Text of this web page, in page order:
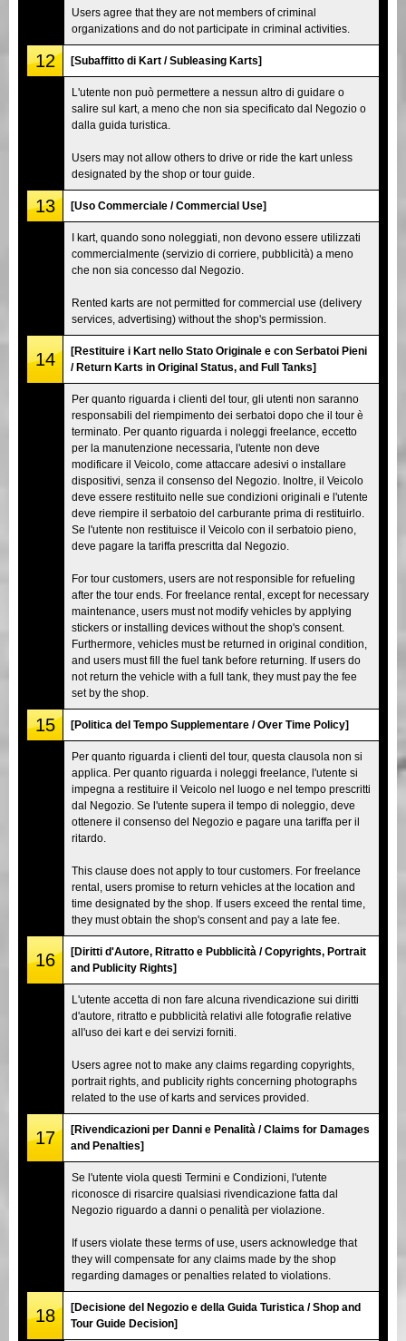
Users agree that they are not members of criminal
organizations and do not participate in criminal activities.
12 [Subaffitto di Kart / Subleasing Karts]
L'utente non può permettere a nessun altro di guidare o
salire sul kart, a meno che non sia specificato dal Negozio o
dalla guida turistica.
Users may not allow others to drive or ride the kart unless
designated by the shop or tour guide.
13 [Uso Commerciale / Commercial Use]
I kart, quando sono noleggiati, non devono essere utilizzati
commercialmente (servizio di corriere, pubblicità) a meno
che non sia concesso dal Negozio.
Rented karts are not permitted for commercial use (delivery
services, advertising) without the shop's permission.
14
[Restituire i Kart nello Stato Originale e con Serbatoi Pieni
/ Return Karts in Original Status, and Full Tanks]
Per quanto riguarda i clienti del tour, gli utenti non saranno
responsabili del riempimento dei serbatoi dopo che il tour è
terminato. Per quanto riguarda i noleggi freelance, eccetto
per la manutenzione necessaria, l'utente non deve
modificare il Veicolo, come attaccare adesivi o installare
dispositivi, senza il consenso del Negozio. Inoltre, il Veicolo
deve essere restituito nelle sue condizioni originali e l'utente
deve riempire il serbatoio del carburante prima di restituirlo.
Se l'utente non restituisce il Veicolo con il serbatoio pieno,
deve pagare la tariffa prescritta dal Negozio.
For tour customers, users are not responsible for refueling
after the tour ends. For freelance rental, except for necessary
maintenance, users must not modify vehicles by applying
stickers or installing devices without the shop's consent.
Furthermore, vehicles must be returned in original condition,
and users must fill the fuel tank before returning. If users do
not return the vehicle with a full tank, they must pay the fee
set by the shop.
15 [Politica del Tempo Supplementare / Over Time Policy]
Per quanto riguarda i clienti del tour, questa clausola non si
applica. Per quanto riguarda i noleggi freelance, l'utente si
impegna a restituire il Veicolo nel luogo e nel tempo prescritti
dal Negozio. Se l'utente supera il tempo di noleggio, deve
ottenere il consenso del Negozio e pagare una tariffa per il
ritardo.
This clause does not apply to tour customers. For freelance
rental, users promise to return vehicles at the location and
time designated by the shop. If users exceed the rental time,
they must obtain the shop's consent and pay a late fee.
16
[Diritti d'Autore, Ritratto e Pubblicità / Copyrights, Portrait
and Publicity Rights]
L'utente accetta di non fare alcuna rivendicazione sui diritti
d'autore, ritratto e pubblicità relativi alle fotografie relative
all'uso dei kart e dei servizi forniti.
Users agree not to make any claims regarding copyrights,
portrait rights, and publicity rights concerning photographs
related to the use of karts and services provided.
17
[Rivendicazioni per Danni e Penalità / Claims for Damages
and Penalties]
Se l'utente viola questi Termini e Condizioni, l'utente
riconosce di risarcire qualsiasi rivendicazione fatta dal
Negozio riguardo a danni o penalità per violazione.
If users violate these terms of use, users acknowledge that
they will compensate for any claims made by the shop
regarding damages or penalties related to violations.
18
[Decisione del Negozio e della Guida Turistica / Shop and
Tour Guide Decision]